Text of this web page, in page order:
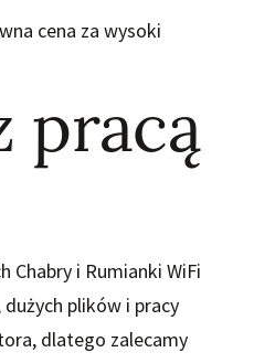
cena za wysoki
pracą
i Rumianki WiFi
plików i pracy
dlatego zalecamy